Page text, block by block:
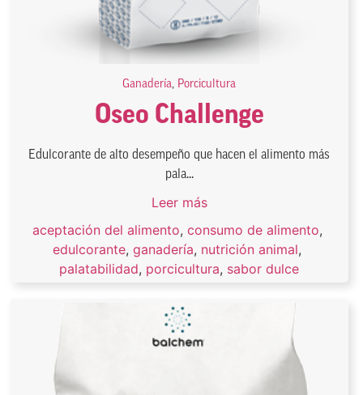
Ganadería, Porcicultura
Oseo Challenge
Edulcorante de alto desempeño que hacen el alimento más
pala...
Leer más
aceptación del alimento, consumo de alimento,
edulcorante, ganadería, nutrición animal,
palatabilidad, porcicultura, sabor dulce